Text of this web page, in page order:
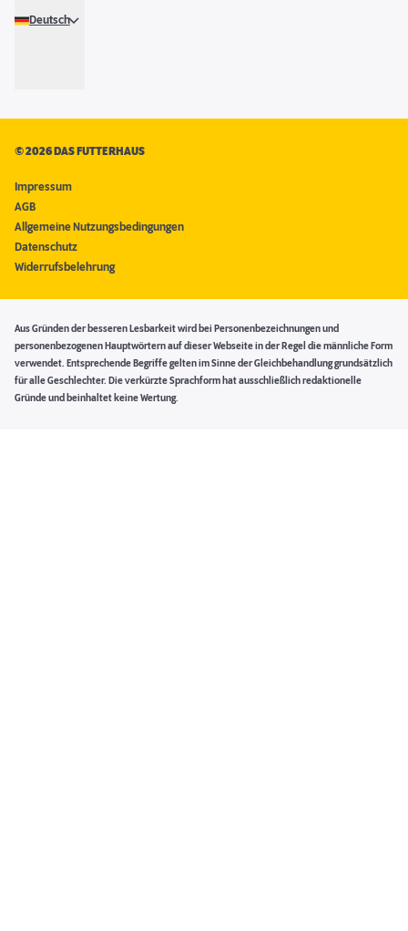
Deutsch
©2026 DAS FUTTERHAUS
Impressum
AGB
Allgemeine Nutzungsbedingungen
Datenschutz
Widerrufsbelehrung
Aus Gründen der besseren Lesbarkeit wird bei Personenbezeichnungen und
personenbezogenen Hauptwörtern auf dieser Webseite in der Regel die männliche Form
verwendet. Entsprechende Begriffe gelten im Sinne der Gleichbehandlung grundsätzlich
für alle Geschlechter. Die verkürzte Sprachform hat ausschließlich redaktionelle
Gründe und beinhaltet keine Wertung.